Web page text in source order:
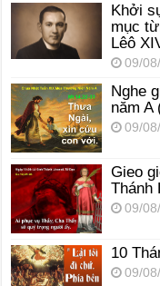
Khởi
mục
Lêô
09/
Nghe
năm A
09/
Gieo
Thánh
09/
10
09/